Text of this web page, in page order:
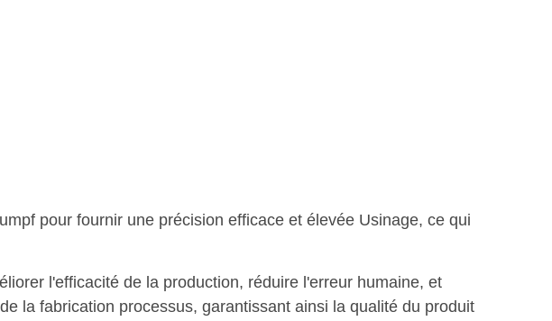
pour fournir une précision efficace et élevée Usinage, ce qui
l'efficacité de la production, réduire l'erreur humaine, et
la fabrication processus, garantissant ainsi la qualité du produit